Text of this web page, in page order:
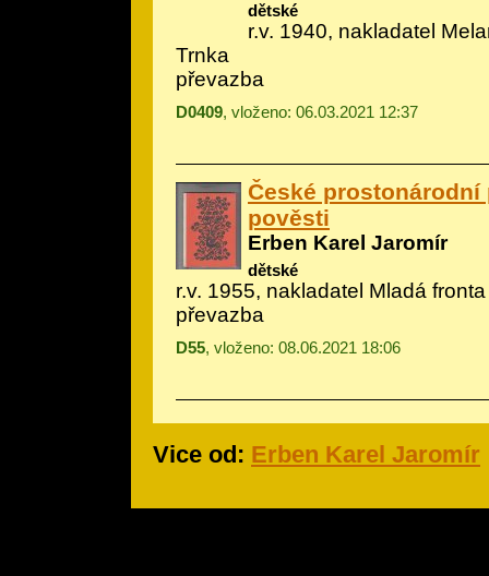
dětské
r.v. 1940, nakladatel
Trnka
převazba
D0409, vloženo: 06.03.2021 12:37
České prostonárodní
pověsti
Erben Karel Jaromír
dětské
r.v. 1955, nakladatel Mladá fronta
převazba
D55, vloženo: 08.06.2021 18:06
Vice od: Erben Karel Jaromír